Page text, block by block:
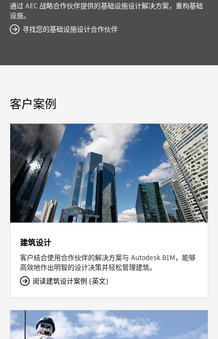
通过 AEC 战略合作伙伴提供的基础设施设计解决方案，重构基础
设施。
寻找您的基础设施设计合作伙伴
客户案例
建筑设计
客户结合使用合作伙伴的解决方案与 Autodesk BIM，能够
高效地作出明智的设计决策并轻松管理建筑。
阅读建筑设计案例 (英文)